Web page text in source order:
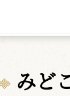
みど